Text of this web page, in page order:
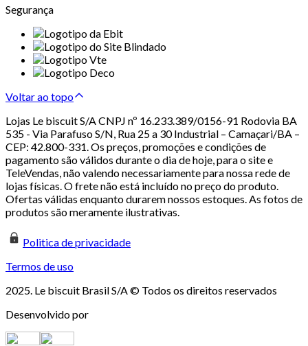
Segurança
Voltar ao topo
Lojas Le biscuit S/A CNPJ nº 16.233.389/0156-91 Rodovia BA
535 - Via Parafuso S/N, Rua 25 a 30 Industrial – Camaçari/BA –
CEP: 42.800-331. Os preços, promoções e condições de
pagamento são válidos durante o dia de hoje, para o site e
TeleVendas, não valendo necessariamente para nossa rede de
lojas físicas. O frete não está incluído no preço do produto.
Ofertas válidas enquanto durarem nossos estoques. As fotos de
produtos são meramente ilustrativas.
Politica de privacidade
Termos de uso
2025. Le biscuit Brasil S/A © Todos os direitos reservados
Desenvolvido por